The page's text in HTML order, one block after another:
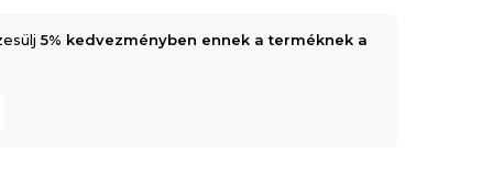
5% kedvezményben ennek a terméknek a